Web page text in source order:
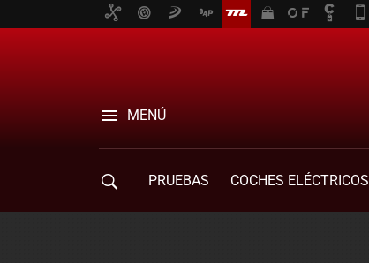
MENÚ
PRUEBAS COCHES ELÉCTRICOS